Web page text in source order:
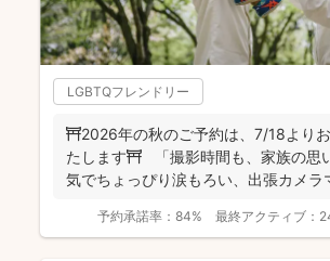
LGBTQフレンドリー
⛩️2026年の秋のご予約は、7/18より
たします⛩️ 「撮影時間も、家族の思
気でちょっぴり涙もろい、出張カメラ
予約承諾率： 84% 最終アクティブ：